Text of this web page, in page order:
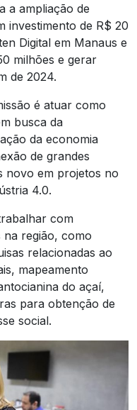
a ampliação de
investimento de R$ 20
Digital em Manaus e
milhões e gerar
de 2024.
é atuar como
busca da
da economia
de grandes
novo em projetos no
4.0.
com
na região, como
relacionadas ao
mapeamento
do açaí,
para obtenção de
social.